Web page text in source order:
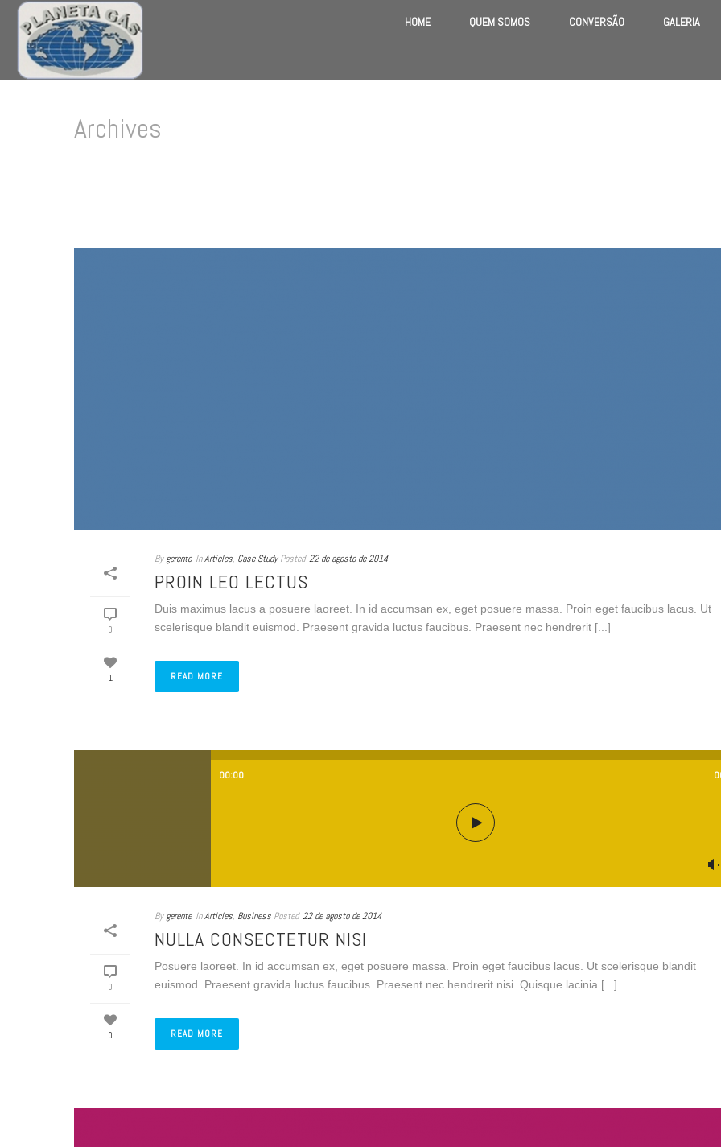
HOME QUEM SOMOS CONVERSÃO GALERIA
Archives
0
1
Bygerente InArticles, Case StudyPosted 22 de agosto de 2014
PROIN LEO LECTUS
Duis maximus lacus a posuere laoreet. In id accumsan ex, eget posuere massa. Proin eget faucibus lacus. Ut
scelerisque blandit euismod. Praesent gravida luctus faucibus. Praesent nec hendrerit [...]
READ MORE
00:00
0
0
Bygerente InArticles, Business Posted 22 de agosto de 2014
NULLA CONSECTETUR NISI
Posuere laoreet. In id accumsan ex, eget posuere massa. Proin eget faucibus lacus. Ut scelerisque blandit
euismod. Praesent gravida luctus faucibus. Praesent nec hendrerit nisi. Quisque lacinia [...]
READ MORE